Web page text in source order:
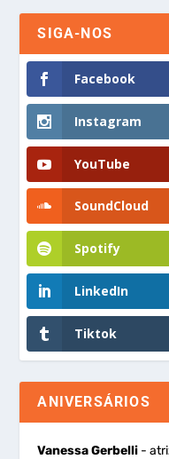
SIGA-NOS
Facebook
Instagram
YouTube
SoundCloud
Spotify
LinkedIn
Tiktok
ANIVERSÁRIOS
Vanessa Gerbelli -